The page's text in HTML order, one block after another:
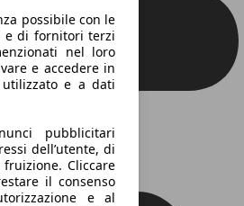
possibile con le
e di fornitori terzi
nel loro
e accedere in
e a dati
pubblicitari
dell’utente, di
Cliccare
il consenso
e al